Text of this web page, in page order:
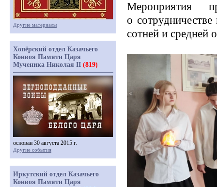
Мероприятия
о
сотней и средней
Другие материалы
Хопёрский отдел Казачьего
Конвоя Памяти Царя
Мученика Николая II (819)
основан 30 августа 2015 г.
Другие события
Иркутский отдел Казачьего
Конвоя Памяти Царя